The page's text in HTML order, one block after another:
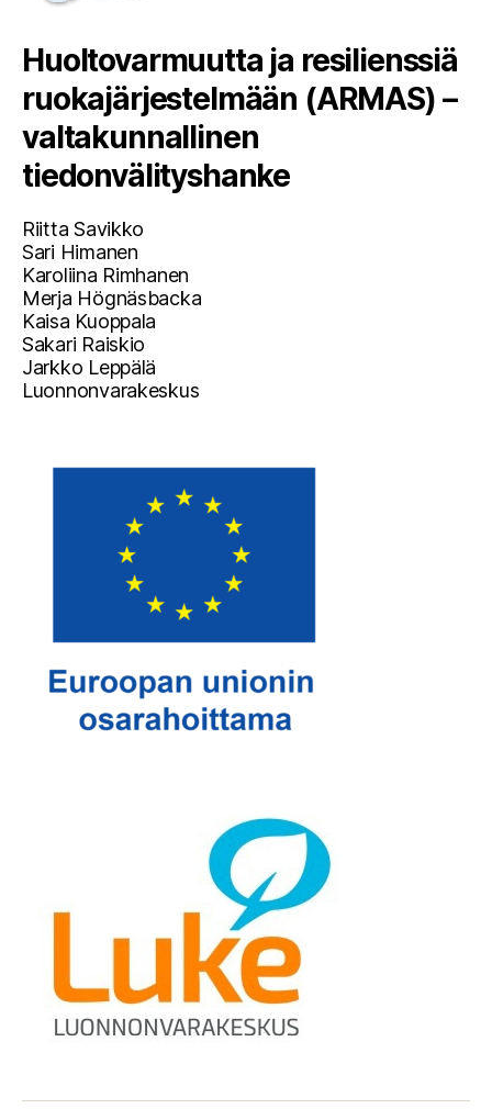
Huoltovarmuutta ja resilienssiä
ruokajärjestelmään (ARMAS) –
valtakunnallinen
tiedonvälityshanke
Riitta Savikko
Sari Himanen
Karoliina Rimhanen
Merja Högnäsbacka
Kaisa Kuoppala
Sakari Raiskio
Jarkko Leppälä
Luonnonvarakeskus